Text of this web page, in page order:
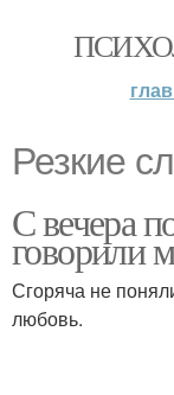
Резкие
С вечера
говорили
Сгоряча не
любовь.